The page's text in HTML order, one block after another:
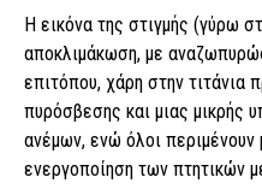
Η εικόνα της στιγμής (γύρω
αποκλιμάκωση, με
επιτόπου, χάρη στην
πυρόσβεσης και μιας μικρής
ανέμων, ενώ όλοι
ενεργοποίηση των πτητικών